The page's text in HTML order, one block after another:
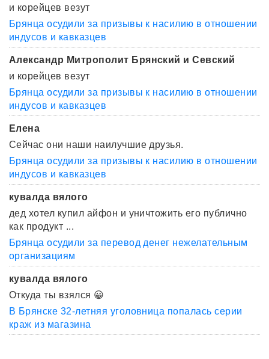
и корейцев везут
Брянца осудили за призывы к насилию в отношении
индусов и кавказцев
Александр Митрополит Брянский и Севский
и корейцев везут
Брянца осудили за призывы к насилию в отношении
индусов и кавказцев
Елена
Сейчас они наши наилучшие друзья.
Брянца осудили за призывы к насилию в отношении
индусов и кавказцев
кувалда вялого
дед хотел купил айфон и уничтожить его публично
как продукт ...
Брянца осудили за перевод денег нежелательным
организациям
кувалда вялого
Откуда ты взялся 😀
В Брянске 32-летняя уголовница попалась серии
краж из магазина